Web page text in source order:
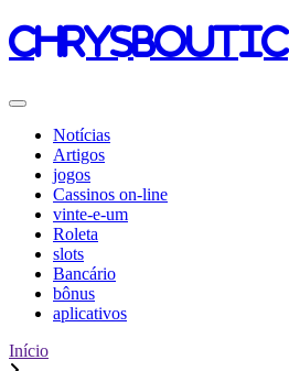
chrysboutic
Notícias
Artigos
jogos
Cassinos on-line
vinte-e-um
Roleta
slots
Bancário
bônus
aplicativos
Início